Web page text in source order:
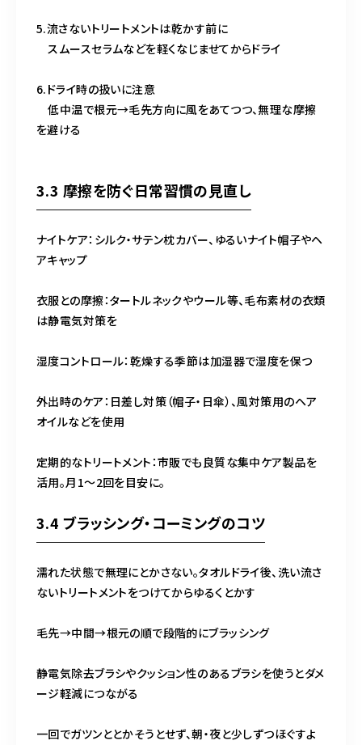
5.流さないトリートメントは乾かす前に
スムースセラムなどを軽くなじませてからドライ
6.ドライ時の扱いに注意
低中温で根元→毛先方向に風をあてつつ、無理な摩擦
を避ける
3.3 摩擦を防ぐ日常習慣の見直し
ナイトケア：シルク・サテン枕カバー、ゆるいナイト帽子やヘ
アキャップ
衣服との摩擦：タートルネックやウール等、毛布素材の衣類
は静電気対策を
湿度コントロール：乾燥する季節は加湿器で湿度を保つ
外出時のケア：日差し対策（帽子・日傘）、風対策用のヘア
オイルなどを使用
定期的なトリートメント：市販でも良質な集中ケア製品を
活用。月1〜2回を目安に。
3.4 ブラッシング・コーミングのコツ
濡れた状態で無理にとかさない。タオルドライ後、洗い流さ
ないトリートメントをつけてからゆるくとかす
毛先→中間→根元の順で段階的にブラッシング
静電気除去ブラシやクッション性のあるブラシを使うとダメ
ージ軽減につながる
一回でガツンととかそうとせず、朝・夜と少しずつほぐすよ